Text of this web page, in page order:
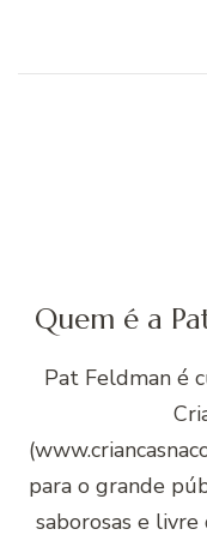
Quem é a
Pat Feldman é
para o grande
saborosas e